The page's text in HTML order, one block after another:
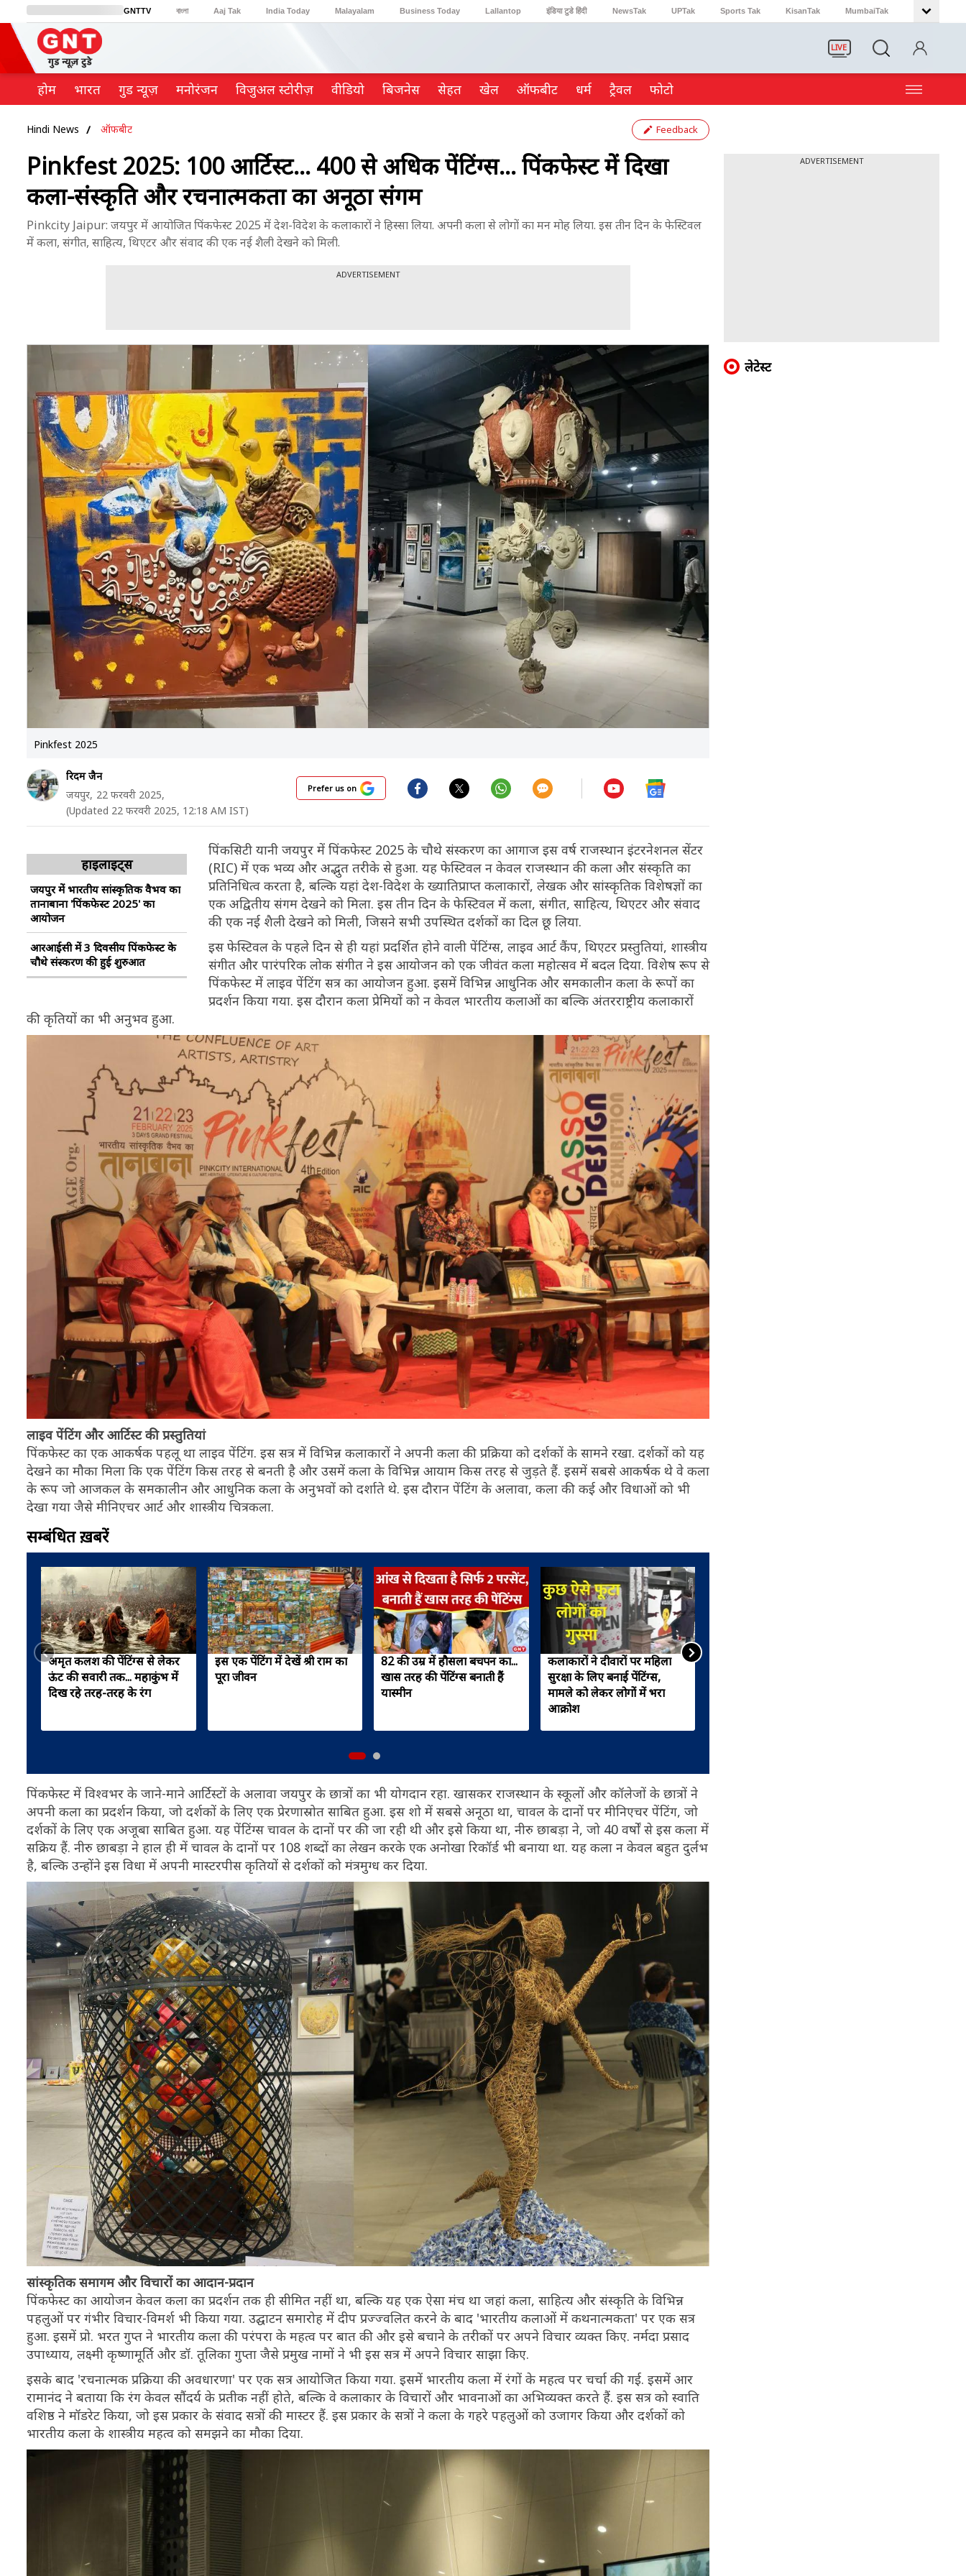
GNTTV বাংলা Aaj Tak India Today Malayalam Business Today Lallantop इंडिया टुडे हिंदी NewsTak UPTak Sports Tak KisanTak MumbaiTak
BT Bazaar Cosmopolitan
LIVE
होम भारत गुड न्यूज़ मनोरंजन विजुअल स्टोरीज़ वीडियो ब‍िजनेस सेहत खेल ऑफबीट धर्म ट्रैवल फोटो
Hindi News ऑफबीट Feedback
Pinkfest 2025: 100 आर्टिस्ट... 400 से अधिक पेंटिंग्स... पिंकफेस्ट में दिखा
कला-संस्कृति और रचनात्मकता का अनूठा संगम
Pinkcity Jaipur: जयपुर में आयोजित पिंकफेस्ट 2025 में देश-विदेश के कलाकारों ने हिस्सा लिया. अपनी कला से लोगों का मन मोह लिया. इस तीन दिन के फेस्टिवल
में कला, संगीत, साहित्य, थिएटर और संवाद की एक नई शैली देखने को मिली.
ADVERTISEMENT
Pinkfest 2025
रिदम जैन
जयपुर, 22 फरवरी 2025,
(Updated 22 फरवरी 2025, 12:18 AM IST)
Prefer us on
हाइलाइट्स
जयपुर में भारतीय सांस्कृतिक वैभव का
तानाबाना 'पिंकफेस्ट 2025' का
आयोजन
आरआईसी में 3 दिवसीय पिंकफेस्ट के
चौथे संस्करण की हुई शुरुआत
पिंकसिटी यानी जयपुर में पिंकफेस्ट 2025 के चौथे संस्करण का आगाज इस वर्ष राजस्थान इंटरनेशनल सेंटर
(RIC) में एक भव्य और अद्भुत तरीके से हुआ. यह फेस्टिवल न केवल राजस्थान की कला और संस्कृति का
प्रतिनिधित्व करता है, बल्कि यहां देश-विदेश के ख्यातिप्राप्त कलाकारों, लेखक और सांस्कृतिक विशेषज्ञों का
एक अद्वितीय संगम देखने को मिला. इस तीन दिन के फेस्टिवल में कला, संगीत, साहित्य, थिएटर और संवाद
की एक नई शैली देखने को मिली, जिसने सभी उपस्थित दर्शकों का दिल छू लिया.
इस फेस्टिवल के पहले दिन से ही यहां प्रदर्शित होने वाली पेंटिंग्स, लाइव आर्ट कैंप, थिएटर प्रस्तुतियां, शास्त्रीय
संगीत और पारंपरिक लोक संगीत ने इस आयोजन को एक जीवंत कला महोत्सव में बदल दिया. विशेष रूप से
पिंकफेस्ट में लाइव पेंटिंग सत्र का आयोजन हुआ. इसमें विभिन्न आधुनिक और समकालीन कला के रूपों का
प्रदर्शन किया गया. इस दौरान कला प्रेमियों को न केवल भारतीय कलाओं का बल्कि अंतरराष्ट्रीय कलाकारों
की कृतियों का भी अनुभव हुआ.
लाइव पेंटिंग और आर्टिस्ट की प्रस्तुतियां
पिंकफेस्ट का एक आकर्षक पहलू था लाइव पेंटिंग. इस सत्र में विभिन्न कलाकारों ने अपनी कला की प्रक्रिया को दर्शकों के सामने रखा. दर्शकों को यह
देखने का मौका मिला कि एक पेंटिंग किस तरह से बनती है और उसमें कला के विभिन्न आयाम किस तरह से जुड़ते हैं. इसमें सबसे आकर्षक थे वे कला
के रूप जो आजकल के समकालीन और आधुनिक कला के अनुभवों को दर्शाते थे. इस दौरान पेंटिंग के अलावा, कला की कई और विधाओं को भी
देखा गया जैसे मीनिएचर आर्ट और शास्त्रीय चित्रकला.
सम्बंधित ख़बरें
अमृत कलश की पेंटिंग्स से लेकर
ऊंट की सवारी तक... महाकुंभ में
दिख रहे तरह-तरह के रंग
इस एक पेंटिंग में देखें श्री राम का
पूरा जीवन
82 की उम्र में हौसला बचपन का...
खास तरह की पेंटिंग्स बनाती हैं
यास्मीन
कलाकारों ने दीवारों पर महिला
सुरक्षा के लिए बनाई पेंटिंग्स,
मामले को लेकर लोगों में भरा
आक्रोश
पिंकफेस्ट में विश्वभर के जाने-माने आर्टिस्टों के अलावा जयपुर के छात्रों का भी योगदान रहा. खासकर राजस्थान के स्कूलों और कॉलेजों के छात्रों ने
अपनी कला का प्रदर्शन किया, जो दर्शकों के लिए एक प्रेरणास्रोत साबित हुआ. इस शो में सबसे अनूठा था, चावल के दानों पर मीनिएचर पेंटिंग, जो
दर्शकों के लिए एक अजूबा साबित हुआ. यह पेंटिंग्स चावल के दानों पर की जा रही थी और इसे किया था, नीरु छाबड़ा ने, जो 40 वर्षों से इस कला में
सक्रिय हैं. नीरु छाबड़ा ने हाल ही में चावल के दानों पर 108 शब्दों का लेखन करके एक अनोखा रिकॉर्ड भी बनाया था. यह कला न केवल बहुत दुर्लभ
है, बल्कि उन्होंने इस विधा में अपनी मास्टरपीस कृतियों से दर्शकों को मंत्रमुग्ध कर दिया.
सांस्कृतिक समागम और विचारों का आदान-प्रदान
पिंकफेस्ट का आयोजन केवल कला का प्रदर्शन तक ही सीमित नहीं था, बल्कि यह एक ऐसा मंच था जहां कला, साहित्य और संस्कृति के विभिन्न
पहलुओं पर गंभीर विचार-विमर्श भी किया गया. उद्घाटन समारोह में दीप प्रज्ज्वलित करने के बाद 'भारतीय कलाओं में कथनात्मकता' पर एक सत्र
हुआ. इसमें प्रो. भरत गुप्त ने भारतीय कला की परंपरा के महत्व पर बात की और इसे बचाने के तरीकों पर अपने विचार व्यक्त किए. नर्मदा प्रसाद
उपाध्याय, लक्ष्मी कृष्णामूर्ति और डॉ. तूलिका गुप्ता जैसे प्रमुख नामों ने भी इस सत्र में अपने विचार साझा किए.
इसके बाद 'रचनात्मक प्रक्रिया की अवधारणा' पर एक सत्र आयोजित किया गया. इसमें भारतीय कला में रंगों के महत्व पर चर्चा की गई. इसमें आर
रामानंद ने बताया कि रंग केवल सौंदर्य के प्रतीक नहीं होते, बल्कि वे कलाकार के विचारों और भावनाओं का अभिव्यक्त करते हैं. इस सत्र को स्वाति
वशिष्ठ ने मॉडरेट किया, जो इस प्रकार के संवाद सत्रों की मास्टर हैं. इस प्रकार के सत्रों ने कला के गहरे पहलुओं को उजागर किया और दर्शकों को
भारतीय कला के शास्त्रीय महत्व को समझने का मौका दिया.
ADVERTISEMENT
लेटेस्ट